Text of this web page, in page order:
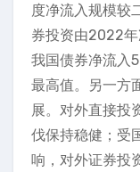
度净流入规模较
券投资由2022
我国债券净流入
最高值。另一方
展。对外直接投
伐保持稳健；受
响，对外证券投